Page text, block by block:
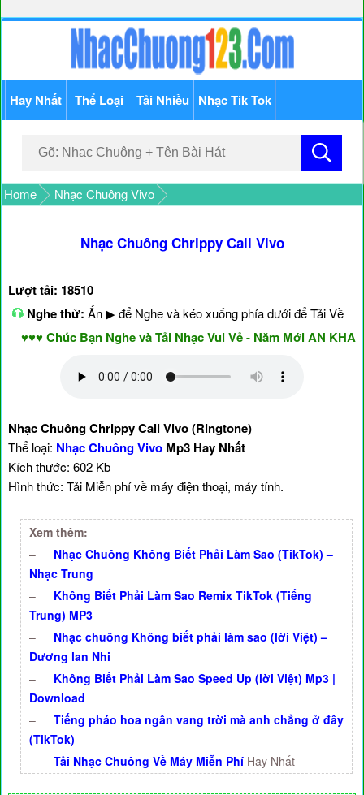
Hay Nhất Thể Loại Tải Nhiều Nhạc Tik Tok
Home Nhạc Chuông Vivo
Nhạc Chuông Chrippy Call Vivo
Lượt tải: 18510
Nghe thử: Ấn ▶ để Nghe và kéo xuống phía dưới để Tải Về
Chúc Bạn Nghe và Tải Nhạc Vui Vẻ - Năm Mới AN KHANG
Nhạc Chuông Chrippy Call Vivo (Ringtone)
Thể loại: Nhạc Chuông Vivo Mp3 Hay Nhất
Kích thước: 602 Kb
Hình thức: Tải Miễn phí về máy điện thoại, máy tính.
Xem thêm:
–
Nhạc Chuông Không Biết Phải Làm Sao (TikTok) –
Nhạc Trung
–
Không Biết Phải Làm Sao Remix TikTok (Tiếng
Trung) MP3
–
Nhạc chuông Không biết phải làm sao (lời Việt) –
Dương lan Nhi
–
Không Biết Phải Làm Sao Speed Up (lời Việt) Mp3 |
Download
–
Tiếng pháo hoa ngân vang trời mà anh chẳng ở đây
(TikTok)
–
Tải Nhạc Chuông Về Máy Miễn Phí Hay Nhất